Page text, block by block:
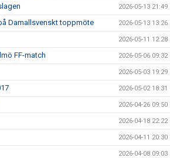
2026-05-13 21:49
Damallsvenskt toppmöte 2026-05-13 13:26
2026-05-11 12:28
FF-match 2026-05-06 09:32
2026-05-03 19:29
2026-05-02 18:31
2026-04-26 09:50
2026-04-18 22:22
2026-04-11 20:30
2026-04-08 09:03